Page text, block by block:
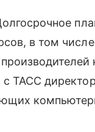
в том числе
ТАСС